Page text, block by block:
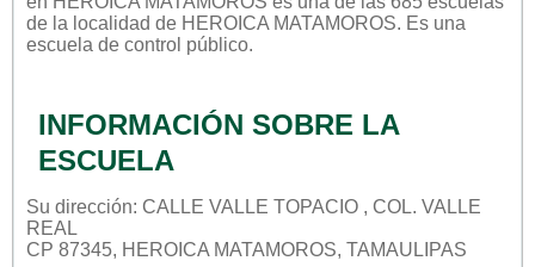
de la localidad de HEROICA MATAMOROS. Es una
escuela de control público.
INFORMACIÓN SOBRE LA
ESCUELA
Su dirección: CALLE VALLE TOPACIO , COL. VALLE
REAL
CP 87345, HEROICA MATAMOROS, TAMAULIPAS